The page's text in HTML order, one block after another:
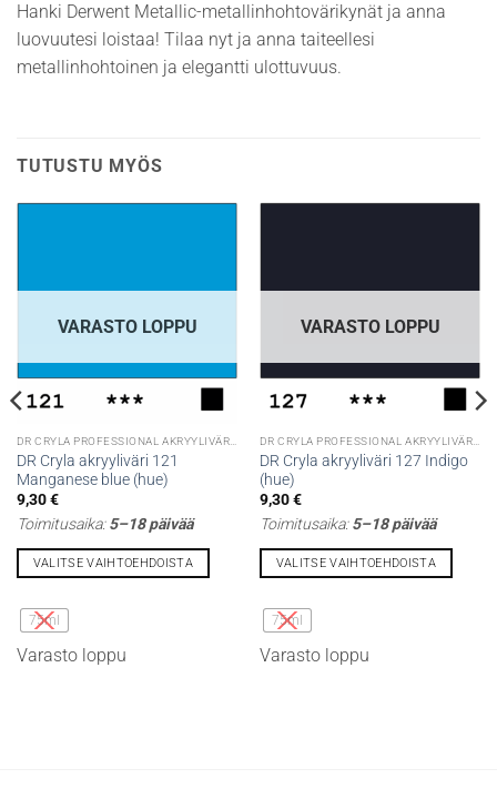
Hanki Derwent Metallic-metallinhohtovärikynät ja anna
luovuutesi loistaa! Tilaa nyt ja anna taiteellesi
metallinhohtoinen ja elegantti ulottuvuus.
TUTUSTU MYÖS
VARASTO LOPPU
DR CRYLA PROFESSIONAL AKRYYLIVÄRIT
DR Cryla akryyliväri 121
Manganese blue (hue)
9,30€
Toimitusaika:5–18 päivää
VALITSE VAIHTOEHDOISTA
tuotteella
on
useampi
75ml
Varasto loppu
VARASTO LOPPU
DR CRYLA PROFESSIONAL AKRYYLIVÄRIT
DR Cryla akryyliväri 127 Indigo
(hue)
9,30€
Toimitusaika:5–18 päivää
VALITSE VAIHTOEHDOISTA
tuotteella
on
useampi
75ml
Varasto loppu